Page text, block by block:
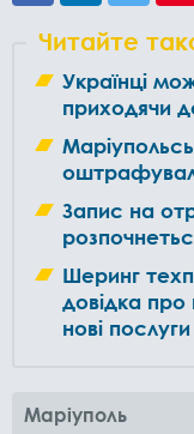
Читайте
Українці
приходячи
Запис на
Шеринг
довідка про
нові послуги
Маріуполь